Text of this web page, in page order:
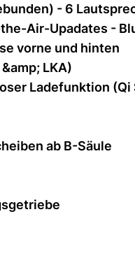
- 6
Air-Upadates -
vorne und hinten
LKA)
Ladefunktion (Qi
ab B-Säule